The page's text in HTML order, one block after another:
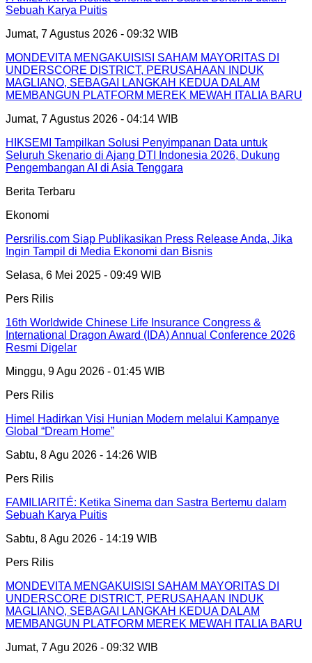
Sebuah Karya Puitis
Jumat, 7 Agustus 2026 - 09:32 WIB
MONDEVITA MENGAKUISISI SAHAM MAYORITAS DI
UNDERSCORE DISTRICT, PERUSAHAAN INDUK
MAGLIANO, SEBAGAI LANGKAH KEDUA DALAM
MEMBANGUN PLATFORM MEREK MEWAH ITALIA BARU
Jumat, 7 Agustus 2026 - 04:14 WIB
HIKSEMI Tampilkan Solusi Penyimpanan Data untuk
Seluruh Skenario di Ajang DTI Indonesia 2026, Dukung
Pengembangan AI di Asia Tenggara
Berita Terbaru
Ekonomi
Persrilis.com Siap Publikasikan Press Release Anda, Jika
Ingin Tampil di Media Ekonomi dan Bisnis
Selasa, 6 Mei 2025 - 09:49 WIB
Pers Rilis
16th Worldwide Chinese Life Insurance Congress &
International Dragon Award (IDA) Annual Conference 2026
Resmi Digelar
Minggu, 9 Agu 2026 - 01:45 WIB
Pers Rilis
Himel Hadirkan Visi Hunian Modern melalui Kampanye
Global “Dream Home”
Sabtu, 8 Agu 2026 - 14:26 WIB
Pers Rilis
FAMILIARITÉ: Ketika Sinema dan Sastra Bertemu dalam
Sebuah Karya Puitis
Sabtu, 8 Agu 2026 - 14:19 WIB
Pers Rilis
MONDEVITA MENGAKUISISI SAHAM MAYORITAS DI
UNDERSCORE DISTRICT, PERUSAHAAN INDUK
MAGLIANO, SEBAGAI LANGKAH KEDUA DALAM
MEMBANGUN PLATFORM MEREK MEWAH ITALIA BARU
Jumat, 7 Agu 2026 - 09:32 WIB